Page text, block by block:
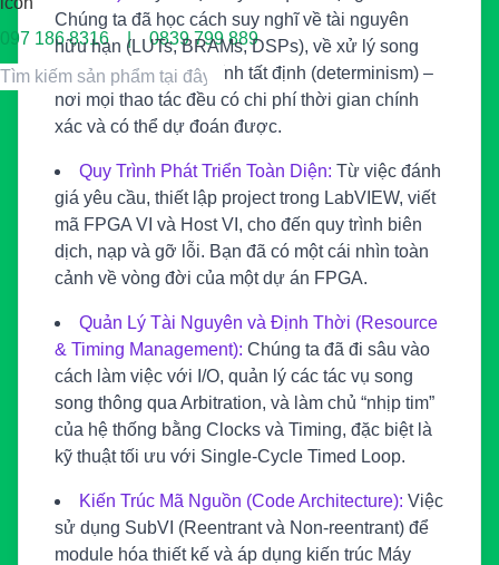
097 186 8316 | 0839 799 889
Tìm
Chúng ta đã học cách suy nghĩ về tài nguyên
hữu hạn (LUTs, BRAMs, DSPs), về xử lý song
song thực sự, và về tính tất định (determinism) –
nơi mọi thao tác đều có chi phí thời gian chính
xác và có thể dự đoán được.
Quy Trình Phát Triển Toàn Diện: Từ việc đánh
giá yêu cầu, thiết lập project trong LabVIEW, viết
mã FPGA VI và Host VI, cho đến quy trình biên
dịch, nạp và gỡ lỗi. Bạn đã có một cái nhìn toàn
cảnh về vòng đời của một dự án FPGA.
Quản Lý Tài Nguyên và Định Thời (Resource
& Timing Management): Chúng ta đã đi sâu vào
cách làm việc với I/O, quản lý các tác vụ song
song thông qua Arbitration, và làm chủ “nhịp tim”
của hệ thống bằng Clocks và Timing, đặc biệt là
kỹ thuật tối ưu với Single-Cycle Timed Loop.
Kiến Trúc Mã Nguồn (Code Architecture): Việc
sử dụng SubVI (Reentrant và Non-reentrant) để
module hóa thiết kế và áp dụng kiến trúc Máy